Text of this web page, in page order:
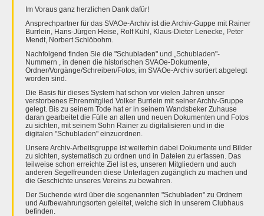
Im Voraus ganz herzlichen Dank dafür!
Ansprechpartner für das SVAOe-Archiv ist die Archiv-Guppe mit Rainer
Burrlein, Hans-Jürgen Heise, Rolf Kühl, Klaus-Dieter Lenecke, Peter
Mendt, Norbert Schlöbohm.
Nachfolgend finden Sie die "Schubladen" und „Schubladen"-
Nummern , in denen die historischen SVAOe-Dokumente,
Ordner/Vorgänge/Schreiben/Fotos, im SVAOe-Archiv sortiert abgelegt
worden sind.
Die Basis für dieses System hat schon vor vielen Jahren unser
verstorbenes Ehrenmitglied Volker Burrlein mit seiner Archiv-Gruppe
gelegt. Bis zu seinem Tode hat er in seinem Wandsbeker Zuhause
daran gearbeitet die Fülle an alten und neuen Dokumenten und Fotos
zu sichten, mit seinem Sohn Rainer zu digitalisieren und in die
digitalen "Schubladen" einzuordnen.
Unsere Archiv-Arbeitsgruppe ist weiterhin dabei Dokumente und Bilder
zu sichten, systematisch zu ordnen und in Dateien zu erfassen. Das
teilweise schon erreichte Ziel ist es, unseren Mitgliedern und auch
anderen Segelfreunden diese Unterlagen zugänglich zu machen und
die Geschichte unseres Vereins zu bewahren.
Der Suchende wird über die sogenannten "Schubladen" zu Ordnern
und Aufbewahrungsorten geleitet, welche sich in unserem Clubhaus
befinden.